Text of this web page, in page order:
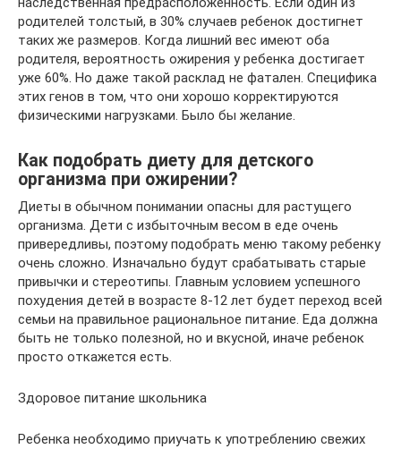
родителей толстый, в 30% случаев ребенок достигнет
таких же размеров. Когда лишний вес имеют оба
родителя, вероятность ожирения у ребенка достигает
уже 60%. Но даже такой расклад не фатален. Специфика
этих генов в том, что они хорошо корректируются
физическими нагрузками. Было бы желание.
Как подобрать диету для детского
организма при ожирении?
Диеты в обычном понимании опасны для растущего
организма. Дети с избыточным весом в еде очень
привередливы, поэтому подобрать меню такому ребенку
очень сложно. Изначально будут срабатывать старые
привычки и стереотипы. Главным условием успешного
похудения детей в возрасте 8-12 лет будет переход всей
семьи на правильное рациональное питание. Еда должна
быть не только полезной, но и вкусной, иначе ребенок
просто откажется есть.
Здоровое питание школьника
Ребенка необходимо приучать к употреблению свежих